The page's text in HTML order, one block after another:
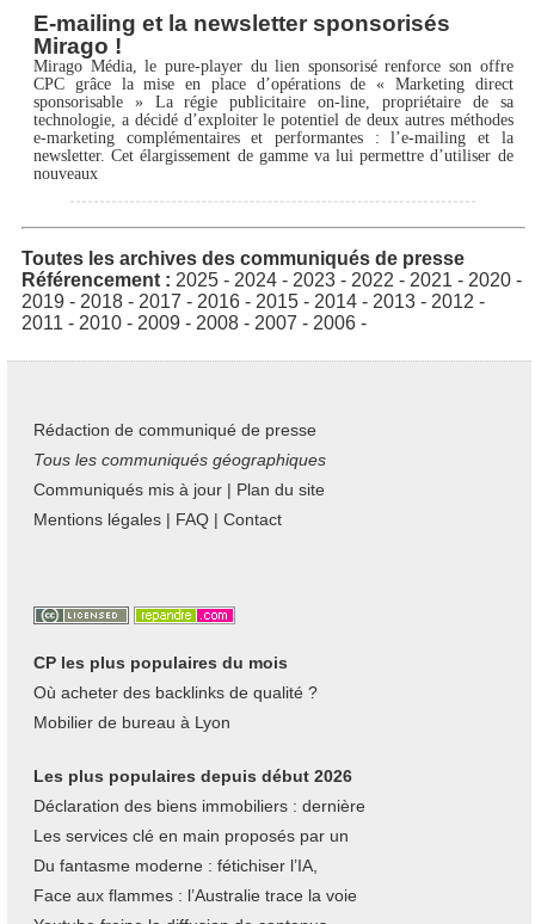
E-mailing et la newsletter sponsorisés
Mirago !
Mirago Média, le pure-player du lien sponsorisé renforce son offre
CPC grâce la mise en place d’opérations de « Marketing direct
sponsorisable » La régie publicitaire on-line, propriétaire de sa
technologie, a décidé d’exploiter le potentiel de deux autres méthodes
e-marketing complémentaires et performantes : l’e-mailing et la
newsletter. Cet élargissement de gamme va lui permettre d’utiliser de
nouveaux
Toutes les archives des communiqués de presse
Référencement : 2025 - 2024 - 2023 - 2022 - 2021 - 2020 -
2019 - 2018 - 2017 - 2016 - 2015 - 2014 - 2013 - 2012 -
2011 - 2010 - 2009 - 2008 - 2007 - 2006 -
Rédaction de communiqué de presse
Tous les communiqués géographiques
Communiqués mis à jour | Plan du site
Mentions légales | FAQ | Contact
CP les plus populaires du mois
Où acheter des backlinks de qualité ?
Mobilier de bureau à Lyon
Les plus populaires depuis début 2026
Déclaration des biens immobiliers : dernière
Les services clé en main proposés par un
Du fantasme moderne : fétichiser l’IA,
Face aux flammes : l’Australie trace la voie